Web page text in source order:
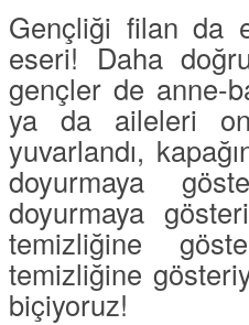
Gençliği filan da
eseri! Daha
gençler de anne-
ya da aileleri
yuvarlandı,
doyurmaya
doyurmaya
temizliğine
temizliğine
biçiyoruz!